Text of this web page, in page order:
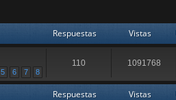
Respuestas Vistas
5 6 7 8
110 1091768
Respuestas Vistas